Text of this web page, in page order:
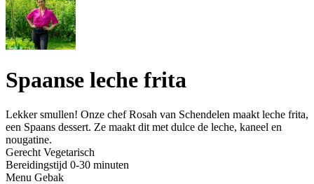
Spaanse leche frita
Lekker smullen! Onze chef Rosah van Schendelen maakt leche frita,
een Spaans dessert. Ze maakt dit met dulce de leche, kaneel en
nougatine.
Gerecht Vegetarisch
Bereidingstijd 0-30 minuten
Menu Gebak